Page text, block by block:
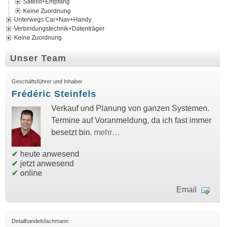
Satellit+Empfang
Keine Zuordnung
Unterwegs Car+Nav+Handy
Verbindungstechnik+Datenträger
Keine Zuordnung
Unser Team
Geschäftsführer und Inhaber
Frédéric Steinfels
Verkauf und Planung von ganzen Systemen.
Termine auf Voranmeldung, da ich fast immer
besetzt bin. mehr…
✔ heute anwesend
✔ jetzt anwesend
✔ online
Email
Detailhandelsfachmann